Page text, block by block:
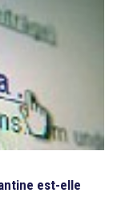
est-elle